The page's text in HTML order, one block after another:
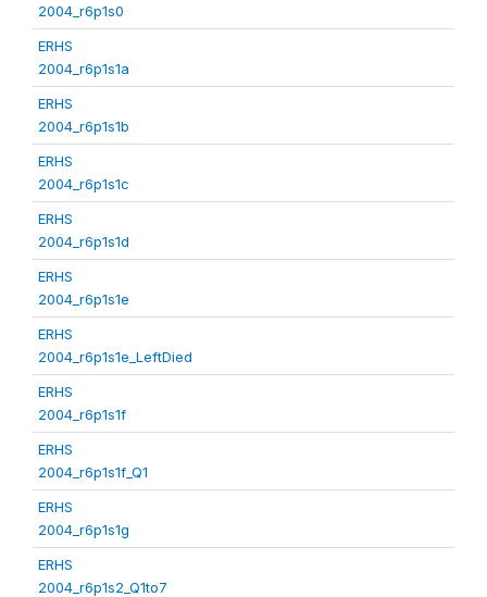
2004_r6p1s0
ERHS
2004_r6p1s1a
ERHS
2004_r6p1s1b
ERHS
2004_r6p1s1c
ERHS
2004_r6p1s1d
ERHS
2004_r6p1s1e
ERHS
2004_r6p1s1e_LeftDied
ERHS
2004_r6p1s1f
ERHS
2004_r6p1s1f_Q1
ERHS
2004_r6p1s1g
ERHS
2004_r6p1s2_Q1to7